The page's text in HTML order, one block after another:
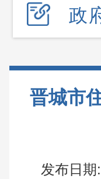
政
晋城市
发布日